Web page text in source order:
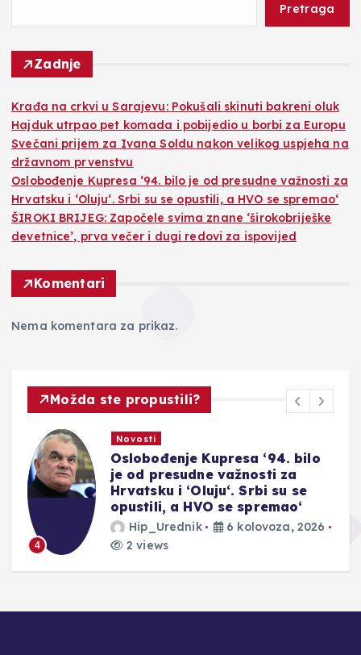
Pretraga
Zadnje
Krađa na crkvi u Sarajevu: Pokušali skinuti bakreni oluk
Hajduk utrpao pet komada i pobijedio u borbi za Europu
Svečani prijem za Ivana Soldu nakon velikog uspjeha na
državnom prvenstvu
Oslobođenje Kupresa ‘94. bilo je od presudne važnosti za
Hrvatsku i ‘Oluju‘. Srbi su se opustili, a HVO se spremao‘
ŠIROKI BRIJEG: Započele svima znane ‘širokobriješke
devetnice’, prva večer i dugi redovi za ispovijed
Komentari
Nema komentara za prikaz.
Možda ste propustili?
4
Novosti
Oslobođenje Kupresa ‘94. bilo
je od presudne važnosti za
Hrvatsku i ‘Oluju‘. Srbi su se
opustili, a HVO se spremao‘
Hip_Urednik
6 kolovoza, 2026
2 views